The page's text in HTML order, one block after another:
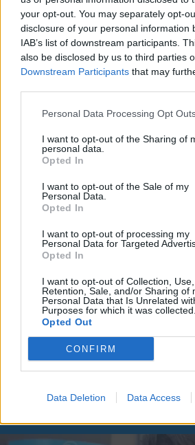
your opt-out. You may separately opt-
disclosure of your personal information
IAB’s list of downstream participants.
also be disclosed by us to third parties
Downstream Participants that may
Personal Data Processing Opt
I want to opt-out of the Sharing of
personal data.
Opted In
I want to opt-out of the Sale of my
Personal Data.
Opted In
I want to opt-out of processing my
Personal Data for Targeted
Opted In
I want to opt-out of Collection, Use,
Retention, Sale, and/or Sharing of
Personal Data that Is Unrelated
Purposes for which it was collected.
Opted Out
CONFIRM
Data Deletion Data Access